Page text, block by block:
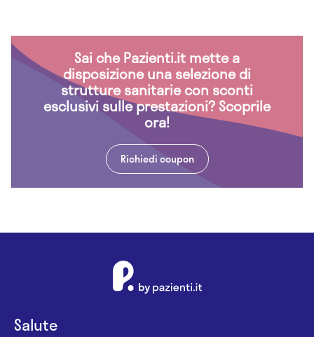
Sai che Pazienti.it mette a
disposizione una selezione di
strutture sanitarie con sconti
esclusivi sulle prestazioni? Scoprile
ora!
Richiedi coupon
Salute